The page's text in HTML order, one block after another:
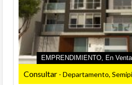
EMPRENDIMIENTO, En
Consultar - Departamento,